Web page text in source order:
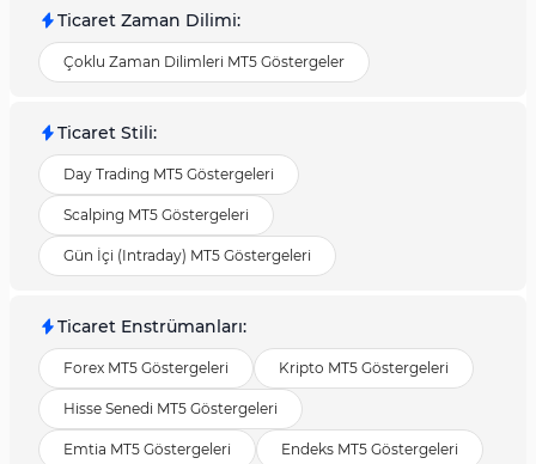
Ticaret Zaman Dilimi:
Çoklu Zaman Dilimleri MT5 Göstergeler
Ticaret Stili:
Day Trading MT5 Göstergeleri
Scalping MT5 Göstergeleri
Gün İçi (Intraday) MT5 Göstergeleri
Ticaret Enstrümanları:
Forex MT5 Göstergeleri Kripto MT5 Göstergeleri
Hisse Senedi MT5 Göstergeleri
Emtia MT5 Göstergeleri Endeks MT5 Göstergeleri